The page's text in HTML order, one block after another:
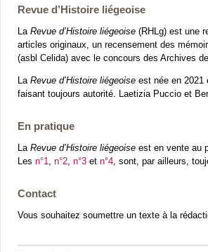
Revue d’Histoire liégeoise
La Revue d’Histoire liégeoise (RHLg) est une
articles originaux, un recensement des
(asbl Celida) avec le concours des Archives
La Revue d’Histoire liégeoise est née en 2021
faisant toujours autorité. Laetizia Puccio et
En pratique
La Revue d’Histoire liégeoise est en vente au
Les n°1 n°2 n°3 et n°4 , sont, par ailleurs,
Contact
Vous souhaitez soumettre un texte à la